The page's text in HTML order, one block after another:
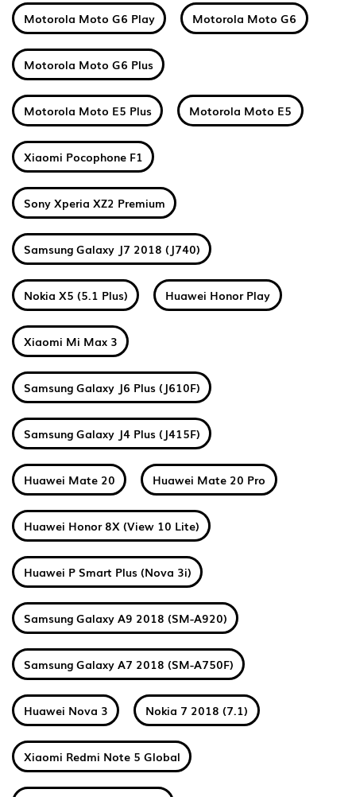
Motorola Moto G6 Play Motorola Moto G6
Motorola Moto G6 Plus
Motorola Moto E5 Plus Motorola Moto E5
Xiaomi Pocophone F1
Sony Xperia XZ2 Premium
Samsung Galaxy J7 2018 (J740)
Nokia X5 (5.1 Plus) Huawei Honor Play
Xiaomi Mi Max 3
Samsung Galaxy J6 Plus (J610F)
Samsung Galaxy J4 Plus (J415F)
Huawei Mate 20 Huawei Mate 20 Pro
Huawei Honor 8X (View 10 Lite)
Huawei P Smart Plus (Nova 3i)
Samsung Galaxy A9 2018 (SM-A920)
Samsung Galaxy A7 2018 (SM-A750F)
Huawei Nova 3 Nokia 7 2018 (7.1)
Xiaomi Redmi Note 5 Global